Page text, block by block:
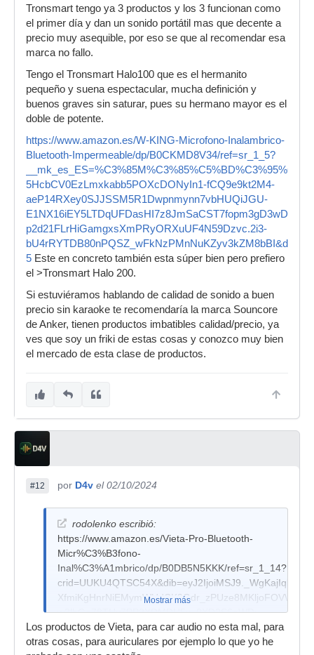
Tronsmart tengo ya 3 productos y los 3 funcionan como
el primer día y dan un sonido portátil mas que decente a
precio muy asequible, por eso se que al recomendar esa
marca no fallo.
Tengo el Tronsmart Halo100 que es el hermanito
pequeño y suena espectacular, mucha definición y
buenos graves sin saturar, pues su hermano mayor es el
doble de potente.
https://www.amazon.es/W-KING-Microfono-Inalambrico-
Bluetooth-Impermeable/dp/B0CKMD8V34/ref=sr_1_5?
5HcbCV0EzLmxkabb5POXcDONyIn1-fCQ9e9kt2M4-
aeP14RXey0SJJSSM5R1Dwpnmynn7vbHUQiJGU-
p2d21FLrHiGamgxsXmPRyORXuUF4N59Dzvc.2i3-
5 Este en concreto también esta súper bien pero prefiero
el >Tronsmart Halo 200.
Si estuviéramos hablando de calidad de sonido a buen
precio sin karaoke te recomendaría la marca Souncore
de Anker, tienen productos imbatibles calidad/precio, ya
ves que soy un friki de estas cosas y conozco muy bien
el mercado de esta clase de productos.
#12 por D4v el 02/10/2024
rodolenko escribió:
https://www.amazon.es/Vieta-Pro-Bluetooth-
Micr%C3%B3fono-
Inal%C3%A1mbrico/dp/B0DB5N5KKK/ref=sr_1_14?
w3lhGo78THy7PP2XDMDU5x_0XD2S6aWDu-
pHSbU_6RYz471lrAd1XbxWl-
Mostrar más
Los productos de Vieta, para car audio no esta mal, para
otras cosas, para auriculares por ejemplo lo que yo he